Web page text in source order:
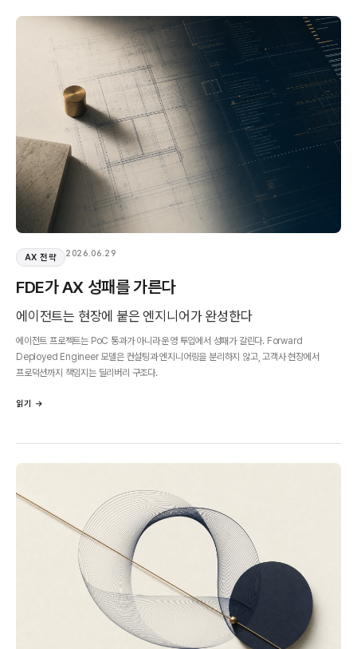
AX 전략 2026.06.29
FDE가 AX 성패를 가른다
에이전트는 현장에 붙은 엔지니어가 완성한다
에이전트 프로젝트는 PoC 통과가 아니라 운영 투입에서 성패가 갈린다. Forward
Deployed Engineer 모델은 컨설팅과 엔지니어링을 분리하지 않고, 고객사 현장에서
프로덕션까지 책임지는 딜리버리 구조다.
읽기 →